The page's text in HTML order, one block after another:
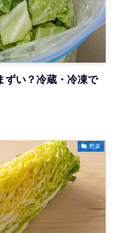
ずい？冷蔵・冷凍で
野菜